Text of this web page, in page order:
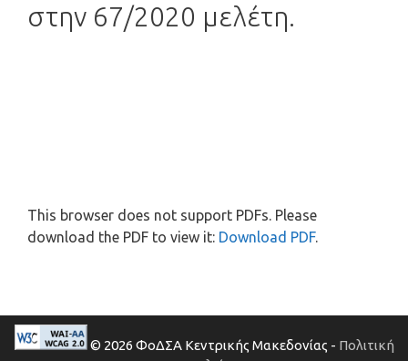
στην 67/2020 μελέτη.
This browser does not support PDFs. Please
download the PDF to view it: Download PDF.
© 2026 ΦοΔΣΑ Κεντρικής Μακεδονίας - Πολιτική